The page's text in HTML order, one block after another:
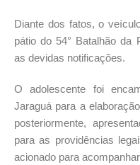
Diante dos fatos, o
pátio do 54° Batalhão da
as devidas notificações.
O adolescente foi
Jaraguá para a
posteriormente,
para as providências
acionado para